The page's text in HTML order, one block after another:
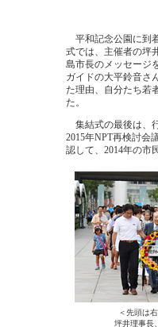
平和記念公園に到
式では、主催者の坪
島市長のメッセージ
ガイドの大平鈴音さ
た理由、自分たち若
た。
集結式の最後は、
2015年NPT再検討会
認して、2014年の市
＜先頭は
坪井理事長